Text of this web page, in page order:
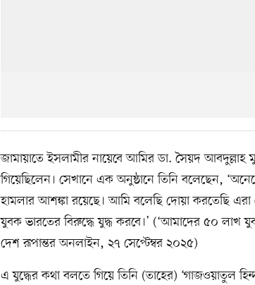
জামায়াতে ইসলামীর নায়েবে আমির ডা. সৈয়দ আবদুল্লাহ
গিয়েছিলেন। সেখানে এক অনুষ্ঠানে তিনি বলেছেন,
হামলার আশঙ্কা রয়েছে। আমি বলেছি দোয়া করতেছি
যুবক ভারতের বিরুদ্ধে যুদ্ধ করবে।’ (‘আমাদের ৫০ লাখ
দেশ রূপান্তর অনলাইন, ২৭ সেপ্টেম্বর ২০২৫)
এ যুদ্ধের কথা বলতে গিয়ে তিনি (তাহের) ‘গাজওয়াতুল হিন্দ’